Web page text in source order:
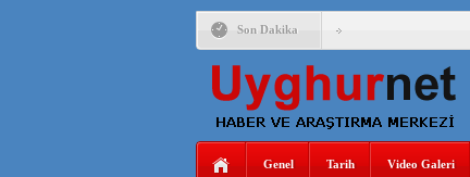
Son Dakika
ÇİN’İN
Genel Tarih Video Galeri